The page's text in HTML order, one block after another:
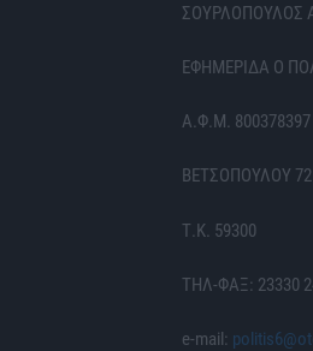
ΣΟΥΡΛΟΠΟΥΛΟΣ
ΕΦΗΜΕΡΙΔΑ Ο
Α.Φ.Μ.
ΒΕΤΣΟΠΟΥΛΟΥ
Τ.Κ. 59300
ΤΗΛ-ΦΑΞ: 23330
e-mail: